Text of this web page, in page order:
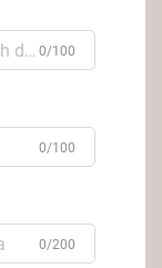
0/100
0/100
0/200